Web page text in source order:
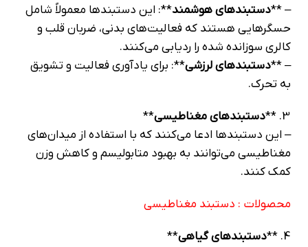
– **دستبندهای هوشمند**: این دستبندها معمولاً شامل
حسگرهایی هستند که فعالیت‌های بدنی، ضربان قلب و
کالری سوزانده شده را ردیابی می‌کنند.
– **دستبندهای لرزشی**: برای یادآوری فعالیت و تشویق
به تحرک.
دستبندهای مغناطیسی**
– این دستبندها ادعا می‌کنند که با استفاده از میدان‌های
مغناطیسی می‌توانند به بهبود متابولیسم و کاهش وزن
کمک کنند.
محصولات : دستبند مغناطیسی
دستبندهای گیاهی**